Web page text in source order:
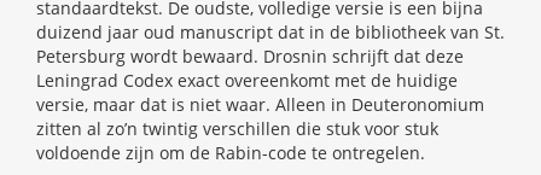
standaardtekst. De oudste, volledige versie is een bijna
duizend jaar oud manuscript dat in de bibliotheek van St.
Petersburg wordt bewaard. Drosnin schrijft dat deze
Leningrad Codex exact overeenkomt met de huidige
versie, maar dat is niet waar. Alleen in Deuteronomium
zitten al zo’n twintig verschillen die stuk voor stuk
voldoende zijn om de Rabin-code te ontregelen.